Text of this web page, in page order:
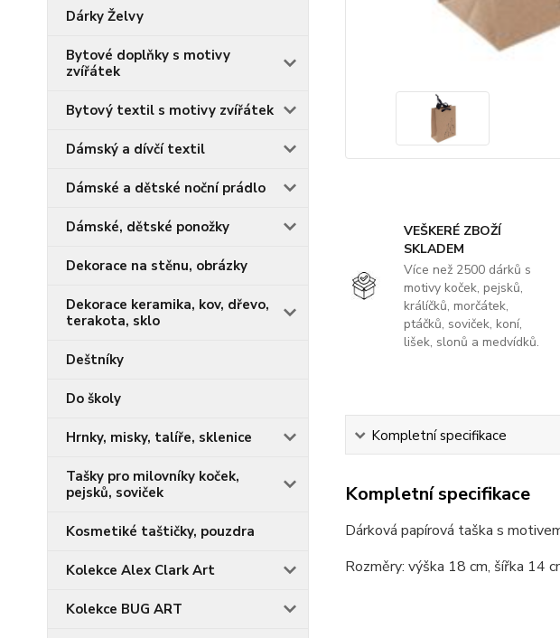
Dárky Želvy
Bytové doplňky s motivy
zvířátek
Bytový textil s motivy zvířátek
Dámský a dívčí textil
Dámské a dětské noční prádlo
Dámské, dětské ponožky
Dekorace na stěnu, obrázky
Dekorace keramika, kov, dřevo,
terakota, sklo
Deštníky
Do školy
Hrnky, misky, talíře, sklenice
Tašky pro milovníky koček,
pejsků, soviček
Kosmetiké taštičky, pouzdra
Kolekce Alex Clark Art
Kolekce BUG ART
VEŠKERÉ ZBOŽÍ
SKLADEM
Více než 2500 dárků s
motivy koček, pejsků,
králíčků, morčátek,
ptáčků, soviček, koní,
lišek, slonů a medvídků.
Kompletní specifikace
Kompletní specifikace
Dárková papírová taška s
Rozměry: výška 18 cm, šířka 14